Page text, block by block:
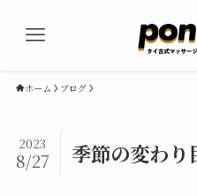
ホーム ブログ
季節の変わり
2023
8/27